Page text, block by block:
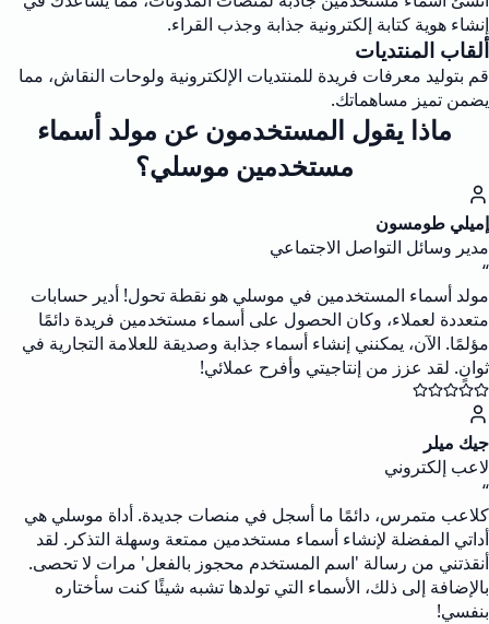
إنشاء هوية كتابة إلكترونية جذابة وجذب القراء.
ألقاب المنتديات
قم بتوليد معرفات فريدة للمنتديات الإلكترونية ولوحات النقاش، مما
يضمن تميز مساهماتك.
ماذا يقول المستخدمون عن مولد أسماء
مستخدمين موسلي؟
إميلي طومسون
مدير وسائل التواصل الاجتماعي
“
مولد أسماء المستخدمين في موسلي هو نقطة تحول! أدير حسابات
متعددة لعملاء، وكان الحصول على أسماء مستخدمين فريدة دائمًا
مؤلمًا. الآن، يمكنني إنشاء أسماء جذابة وصديقة للعلامة التجارية في
ثوانٍ. لقد عزز من إنتاجيتي وأفرح عملائي!
جيك ميلر
لاعب إلكتروني
“
كلاعب متمرس، دائمًا ما أسجل في منصات جديدة. أداة موسلي هي
أداتي المفضلة لإنشاء أسماء مستخدمين ممتعة وسهلة التذكر. لقد
أنقذتني من رسالة 'اسم المستخدم محجوز بالفعل' مرات لا تحصى.
بالإضافة إلى ذلك، الأسماء التي تولدها تشبه شيئًا كنت سأختاره
بنفسي!